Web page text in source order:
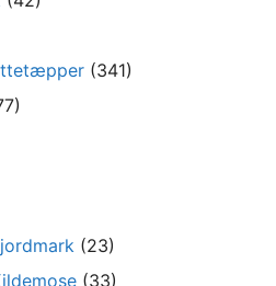
(341)
(23)
(33)